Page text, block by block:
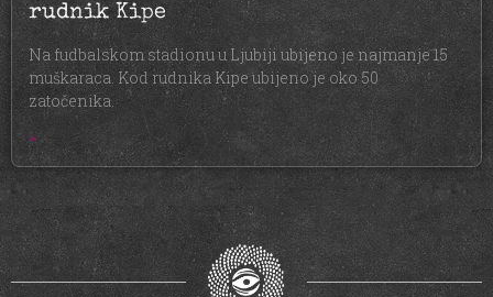
rudnik Kipe
Na fudbalskom stadionu u Ljubiji ubijeno je najmanje 15
muškaraca. Kod rudnika Kipe ubijeno je oko 50
zatočenika.
»